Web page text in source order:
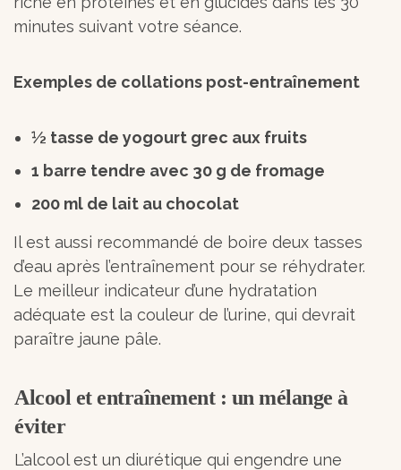
minutes suivant votre séance.
Exemples de collations post-entraînement
½ tasse de yogourt grec aux fruits
1 barre tendre avec 30 g de fromage
200 ml de lait au chocolat
Il est aussi recommandé de boire deux tasses
d’eau après l’entraînement pour se réhydrater.
Le meilleur indicateur d’une hydratation
adéquate est la couleur de l’urine, qui devrait
paraître jaune pâle.
Alcool et entraînement : un mélange à
éviter
L’alcool est un diurétique qui engendre une